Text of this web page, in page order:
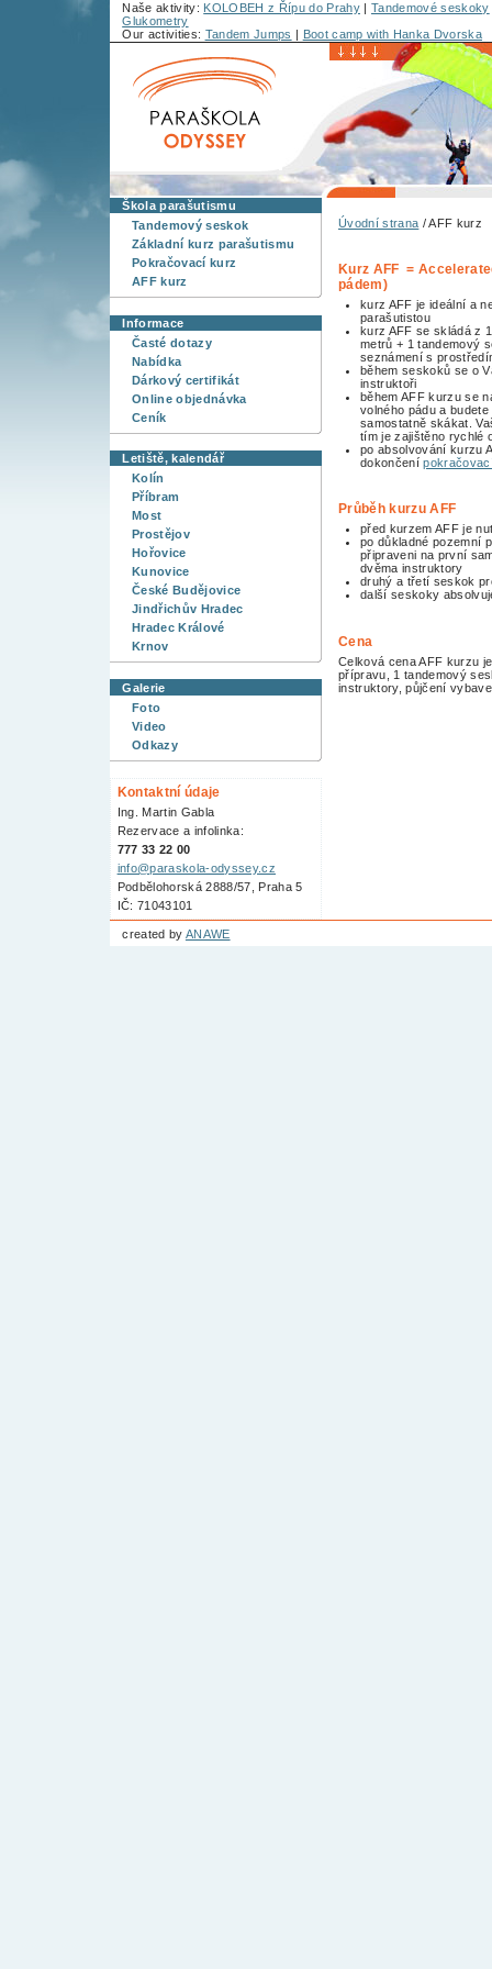
Naše aktivity: KOLOBEH z Řípu do Prahy| Tandemové seskoky
Glukometry
Our activities: Tandem Jumps | Boot camp with Hanka Dvorska
Škola parašutismu
Tandemový seskok
Základní kurz parašutismu
Pokračovací kurz
AFF kurz
Informace
Časté dotazy
Nabídka
Dárkový certifikát
Online objednávka
Ceník
Letiště, kalendář
Kolín
Příbram
Most
Prostějov
Hořovice
Kunovice
České Budějovice
Jindřichův Hradec
Hradec Králové
Krnov
Galerie
Foto
Video
Odkazy
Kontaktní údaje
Ing. Martin Gabla
Rezervace a infolinka:
777 33 22 00
info@paraskola-odyssey.cz
Podbělohorská 2888/57, Praha 5
IČ: 71043101
Úvodní strana / AFF kurz
Kurz AFF =
pádem)
kurz AFF je ideální a
parašutistou
kurz AFF se skládá z
metrů + 1 tandemový
seznámení s
během seskoků se o
instruktoři
během AFF kurzu se
volného pádu a
samostatně skákat.
tím je zajištěno rychlé
po absolvování kurzu
dokončení
Průběh kurzu AFF
před kurzem AFF je
po důkladné pozemní
připraveni na první
dvěma instruktory
druhý a třetí seskok
další seskoky
Cena
Celková cena AFF kurzu
přípravu, 1 tandemový
instruktory, půjčení
created by ANAWE